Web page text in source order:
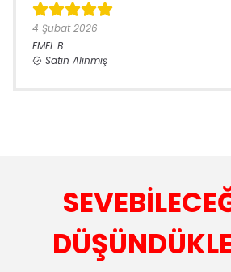
4 Şubat 2026
EMEL B.
Satın Alınmış